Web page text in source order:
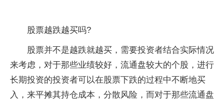
股票越跌越买吗?
股票并不是越跌就越买，需要投资者结合实际情况
来考虑，对于那些业绩较好，流通盘较大的个股，进行
长期投资的投资者可以在股票下跌的过程中不断地买
入，来平摊其持仓成本，分散风险，而对于那些流通盘